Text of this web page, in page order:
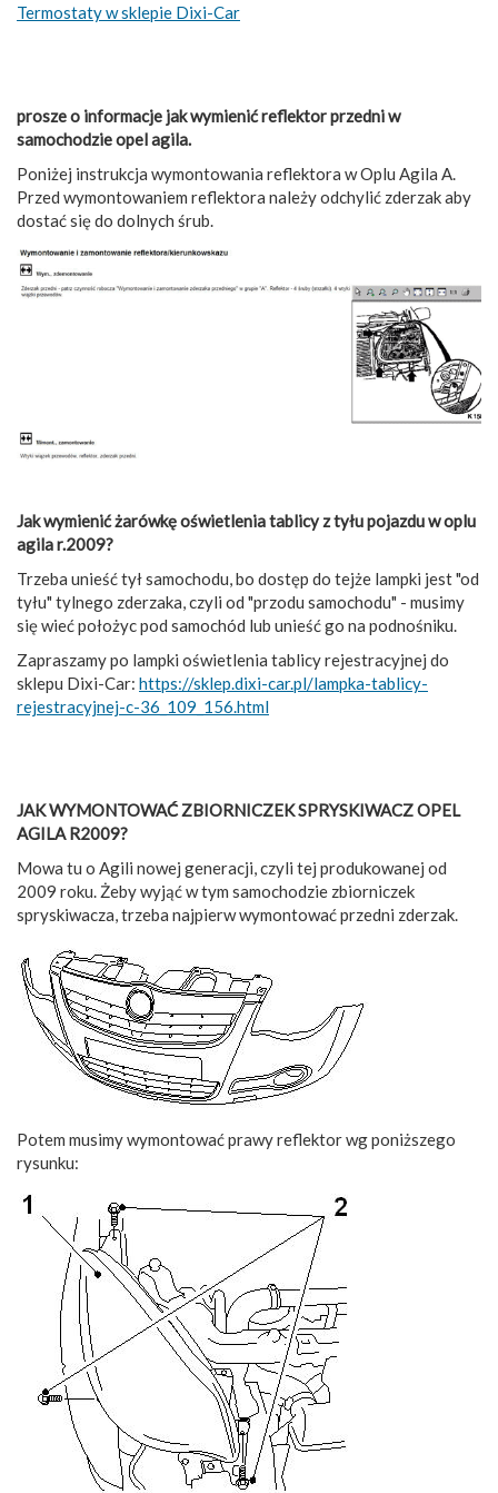
Termostaty w sklepie Dixi-Car
prosze o informacje jak wymienić reflektor przedni w
samochodzie opel agila.
Poniżej instrukcja wymontowania reflektora w Oplu Agila A.
Przed wymontowaniem reflektora należy odchylić zderzak aby
dostać się do dolnych śrub.
Jak wymienić żarówkę oświetlenia tablicy z tyłu pojazdu w oplu
agila r.2009?
Trzeba unieść tył samochodu, bo dostęp do tejże lampki jest "od
tyłu" tylnego zderzaka, czyli od "przodu samochodu" - musimy
się wieć położyc pod samochód lub unieść go na podnośniku.
Zapraszamy po lampki oświetlenia tablicy rejestracyjnej do
sklepu Dixi-Car: https://sklep.dixi-car.pl/lampka-tablicy-
rejestracyjnej-c-36_109_156.html
JAK WYMONTOWAĆ ZBIORNICZEK SPRYSKIWACZ OPEL
AGILA R2009?
Mowa tu o Agili nowej generacji, czyli tej produkowanej od
2009 roku. Żeby wyjąć w tym samochodzie zbiorniczek
spryskiwacza, trzeba najpierw wymontować przedni zderzak.
Potem musimy wymontować prawy reflektor wg poniższego
rysunku: